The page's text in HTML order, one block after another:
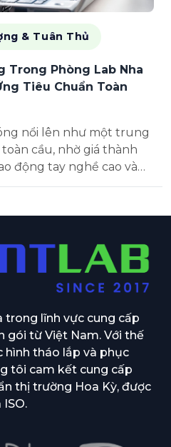
& Tuân Thủ
Trong Phòng Lab Nha
Tiêu Chuẩn Toàn
nổi lên như một trung
cầu, nhờ giá thành
động tay nghề cao và
chất lượng quốc tế. Nền
trong lĩnh vực cung cấp
gói từ Việt Nam. Với thế
hình tháo lắp và phục
tôi cam kết cung cấp
thị trường Hoa Kỳ, được